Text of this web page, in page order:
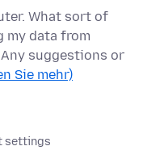
What sort of
my data from
suggestions or
Sie mehr)
settings